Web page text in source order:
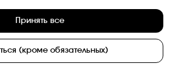
Принять все
(кроме обязательных)